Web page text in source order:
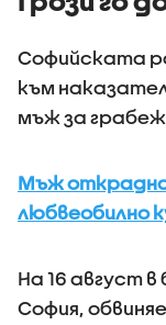
Софийската
към
мъж за
Мъж открадна
любвеобилно
На 16 август в
София,